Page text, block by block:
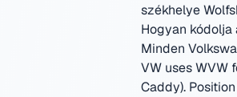
székhelye
Hogyan
Minden
VW uses WVW
Caddy).